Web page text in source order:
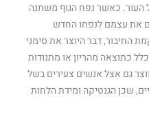
העור. כאשר נפח הגוף משתנה
את עצמם לנפחו החדש
החיבור, דבר היוצר את סימני
כתוצאה מהריון או מתנודות
גם אצל אנשים צעירים בשל
שכן הגנטיקה ומידת הלחות